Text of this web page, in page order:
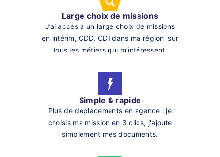
Large choix de missions
J’ai accès à un large choix de missions
en intérim, CDD, CDI dans ma région, sur
tous les métiers qui m’intéressent.
Simple & rapide
Plus de déplacements en agence : je
choisis ma mission en 3 clics, j'ajoute
simplement mes documents.